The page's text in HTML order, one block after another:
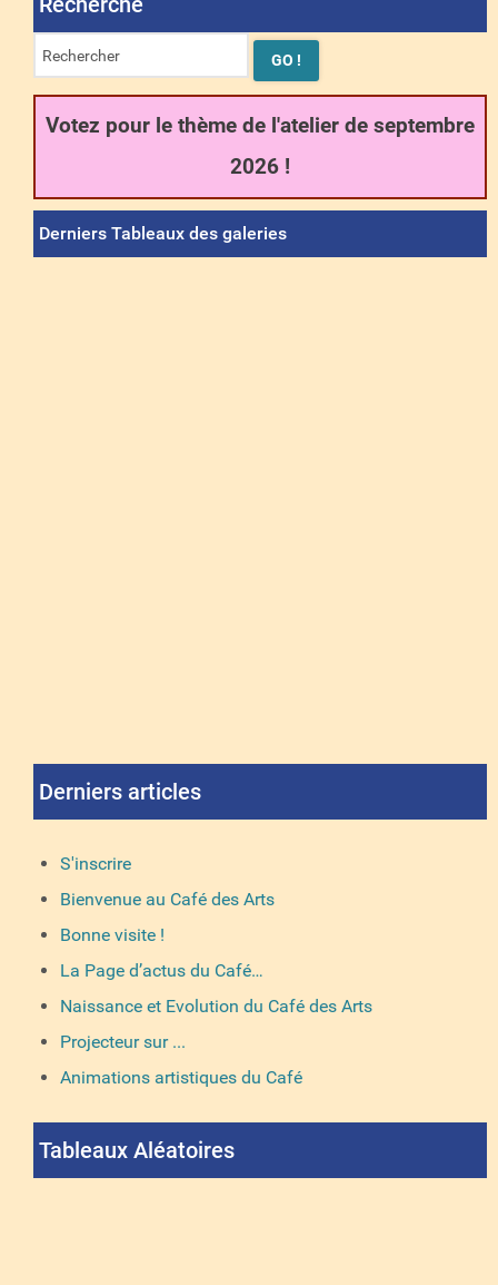
Votez pour le thème de l'atelier de septembre
2026 !
Derniers Tableaux des galeries
Derniers articles
S'inscrire
Bienvenue au Café des Arts
Bonne visite !
La Page d’actus du Café…
Naissance et Evolution du Café des Arts
Projecteur sur ...
Animations artistiques du Café
Tableaux Aléatoires